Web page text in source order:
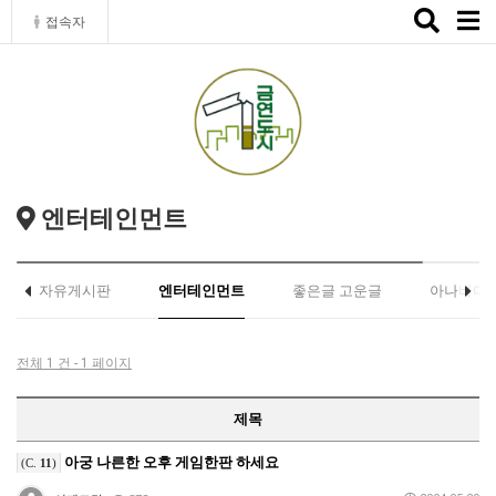
접속자
Toggle
엔터테인먼트
자유게시판 엔터테인먼트 좋은글 고운글 아나바다
전체 1 건 - 1 페이지
제목
(C. 11) 아궁 나른한 오후 게임한판 하세요